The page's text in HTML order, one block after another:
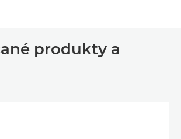
produkty a